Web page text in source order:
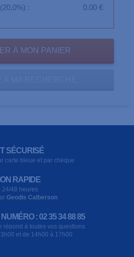
:
0.00 €
SÉCURISÉ
carte bleue et par chèque
RAPIDE
24/48 heures
Geodis Calberson
: 02 35 34 88 85
répond à toutes vos questions
et de 14h00 à 17h00